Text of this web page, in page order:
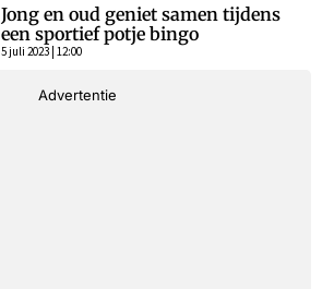
Jong en oud geniet samen tijdens
een sportief potje bingo
5 juli 2023 | 12:00
Advertentie